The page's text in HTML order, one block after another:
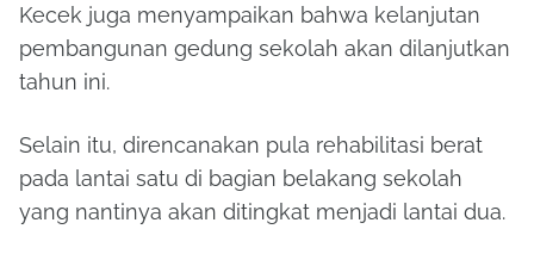
Kecek juga menyampaikan bahwa kelanjutan
pembangunan gedung sekolah akan dilanjutkan
tahun ini.
Selain itu, direncanakan pula rehabilitasi berat
pada lantai satu di bagian belakang sekolah
yang nantinya akan ditingkat menjadi lantai dua.